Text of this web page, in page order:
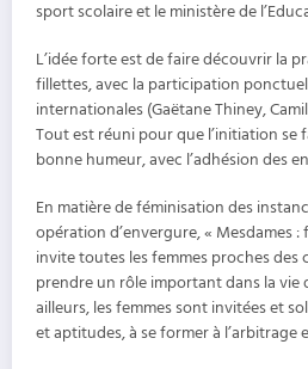
sport scolaire et le ministère de
L’idée forte est de faire découvrir la
fillettes, avec la participation
internationales (Gaëtane Thiney,
Tout est réuni pour que l’initiation se
bonne humeur, avec l’adhésion des
En matière de féminisation des
opération d’envergure, « Mesdames :
invite toutes les femmes proches des
prendre un rôle important dans la vie
ailleurs, les femmes sont invitées et
et aptitudes, à se former à l’arbitrage